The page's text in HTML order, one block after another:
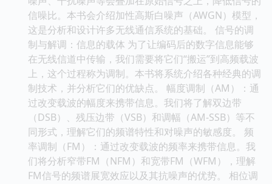
信噪比。本书会介绍加性高斯白噪声（AWGN）模型，
这是分析和设计许多无线通信系统的基础。 信号的调
制与解调：信息的载体 为了让编码后的数字信息能够
在无线信道中传输，我们需要将它们“搬运”到高频载波
上，这个过程称为调制。本书将系统介绍各种经典的调
制技术，并分析它们的优缺点。 幅度调制（AM）：通
过改变载波的幅度来携带信息。我们将了解双边带
（DSB）、残压边带（VSB）和调幅（AM-SSB）等不
同形式，理解它们的频谱特性和对噪声的敏感度。 频
率调制（FM）：通过改变载波的频率来携带信息。我
们将分析窄带FM（NFM）和宽带FM（WFM），理解
FM信号的频谱展宽效应以及其抗噪声的优势。 相位调